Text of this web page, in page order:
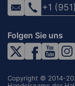
+1
Folgen Sie uns
Copyright © 2014-